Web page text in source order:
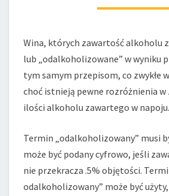
O
Wina, których zawartość alkoholu
lub „odalkoholizowane” w wyniku
tym samym przepisom, co zwykłe
choć istnieją pewne rozróżnienia w
ilości alkoholu zawartego w napoju.
Termin „odalkoholizowany” musi
może być podany cyfrowo, jeśli
nie przekracza .5% objętości.
odalkoholizowany” może być